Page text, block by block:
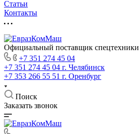
Статьи
Контакты
Официальный поставщик спецтехники
+7 351 274 45 04
+7 351 274 45 04 г. Челябинск
+7 353 266 55 51 г. Оренбург
Поиск
Заказать звонок